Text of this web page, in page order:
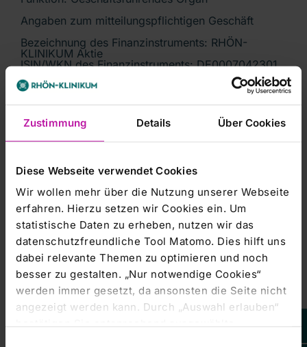
Zustimmung Details Über Cookies
Diese Webseite verwendet Cookies
Wir wollen mehr über die Nutzung unserer Webseite
erfahren. Hierzu setzen wir Cookies ein. Um
statistische Daten zu erheben, nutzen wir das
datenschutzfreundliche Tool Matomo. Dies hilft uns
dabei relevante Themen zu optimieren und noch
besser zu gestalten. „Nur notwendige Cookies“
werden immer gesetzt, da ansonsten die Seite nicht
angezeigt werden kann. Durch „Auswahl erlauben“
Angaben zum mitteilungspflichtigen Geschäft
Bezeichnung des Finanzinstruments: RHÖN-
KLINIKUM Aktie
ISIN/WKN des Finanzinstruments: DE0007042301
Geschäftsart: Kauf
Datum: 06.08.2009
Währung: EUR
Stückzahl: 3296
Gesamtvolumen: 43836,80
Ort: ausserbörslich
Zu veröffentlichende Erläuterung:
Erwerb von Aktien durch Ausübung von
Bezugsrechten
Angaben zum veröffentlichungspflichtigen
Unternehmen
Emittent: RHÖN-KLINIKUM AG
Schlossplatz 1
97616 Bad Neustadt a.d.Saale
Deutschland
ISIN: DE0007042301
WKN: 704230
Leider steht
Ihnen dieser